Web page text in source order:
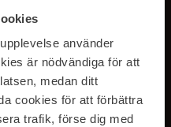
använder
är nödvändiga för att
medan ditt
cookies för att förbättra
trafik, förse dig med
. Du kan melde deg